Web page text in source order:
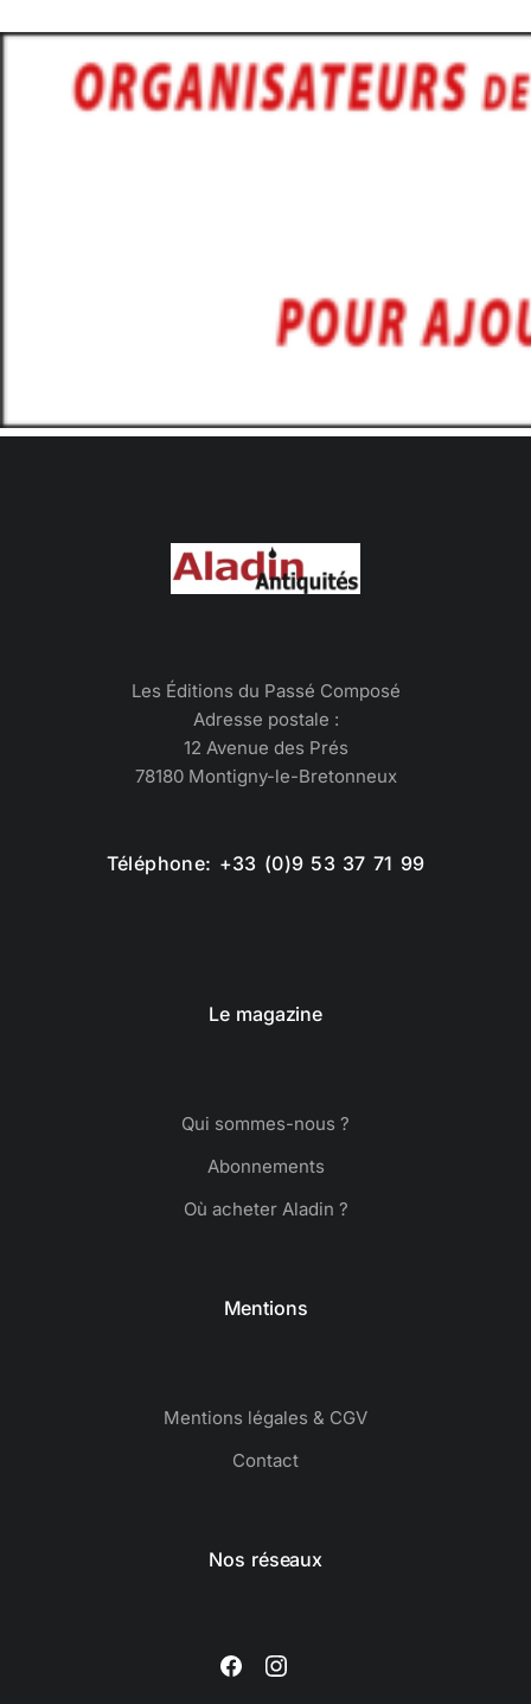
Les Éditions du Passé Composé
Adresse postale :
12 Avenue des Prés
78180 Montigny-le-Bretonneux
Téléphone: +33 (0)9 53 37 71 99
Le magazine
Qui sommes-nous ?
Abonnements
Où acheter Aladin ?
Mentions
Mentions légales & CGV
Contact
Nos réseaux